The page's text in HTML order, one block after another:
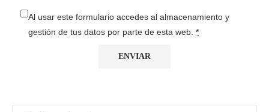
Al usar este formulario accedes al almacenamiento y
gestión de tus datos por parte de esta web. *